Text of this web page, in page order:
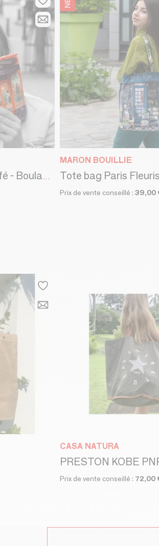
Couvertures de livre Café - Boulangerie
MARON BOUILLIE
Tote bag Paris
Prix de vente conseillé : 39,00
CASA NATURA
PRESTON KOBE
Prix de vente conseillé : 72,00